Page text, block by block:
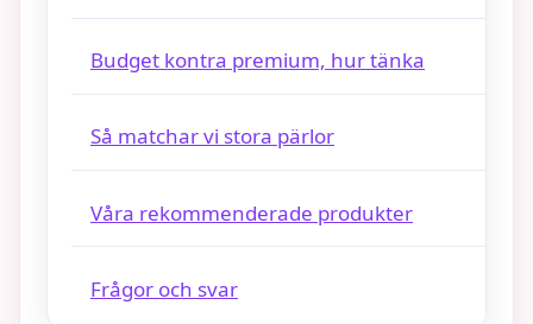
Budget kontra premium, hur tänka
Så matchar vi stora pärlor
Våra rekommenderade produkter
Frågor och svar